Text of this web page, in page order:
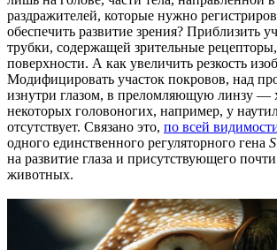
раздражителей, которые нужно
обеспечить развитие зрения? Приблизить
трубки, содержащей зрительные
поверхности. А как увеличить резкость
Модифицировать участок покровов, над
изнутри глазом, в преломляющую линзу —
некоторых головоногих, например, у
отсутствует. Связано это, по всей
одного единственного регуляторного гена
на развитие глаза и присутствующего
животных.